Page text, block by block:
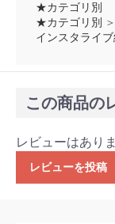
★カテゴリ別
★カテゴリ別 ＞
インスタライ
この商品の
レビューはあり
レビューを投稿